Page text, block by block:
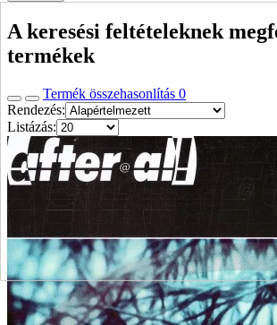
A keresési feltételeknek
termékek
Termék összehasonlítás 0
Rendezés:
Listázás: